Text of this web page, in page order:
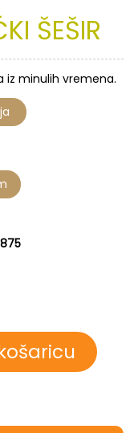
ŠEŠIR
iz minulih vremena.